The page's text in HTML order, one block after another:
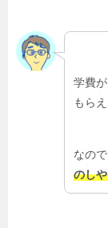
学費
もら
なので
のし